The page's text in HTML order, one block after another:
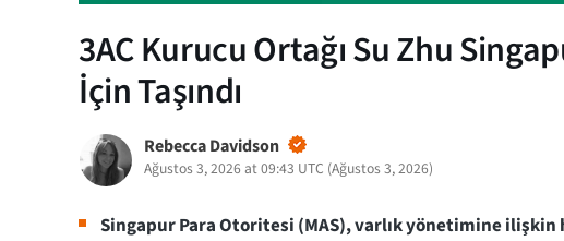
3AC Kurucu Ortağı Su Zhu
İçin Taşındı
Rebecca Davidson
Ağustos 3, 2026 at 09:43 UTC (Ağustos 3, 2026)
Singapur Para Otoritesi (MAS), varlık yönetimine